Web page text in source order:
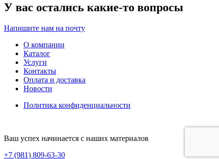
У вас остались какие-то вопросы
Напишите нам на почту
О компании
Каталог
Услуги
Контакты
Оплата и доставка
Новости
Политика конфиденциальности
Ваш успех начинается с наших материалов
+7 (981) 809-63-30